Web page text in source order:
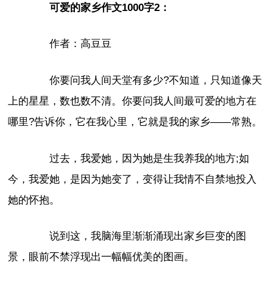
可爱的家乡作文1000字2：
作者：高豆豆
你要问我人间天堂有多少?不知道，只知道像天
上的星星，数也数不清。你要问我人间最可爱的地方在
哪里?告诉你，它在我心里，它就是我的家乡——常熟。
过去，我爱她，因为她是生我养我的地方;如
今，我爱她，是因为她变了，变得让我情不自禁地投入
她的怀抱。
说到这，我脑海里渐渐涌现出家乡巨变的图
景，眼前不禁浮现出一幅幅优美的图画。